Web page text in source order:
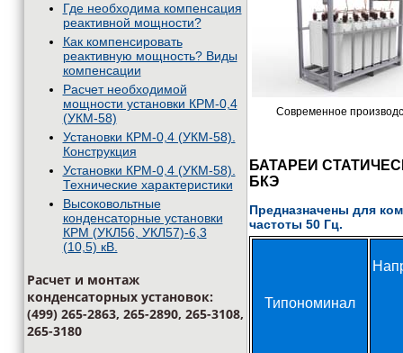
Где необходима компенсация
реактивной мощности?
Как компенсировать
реактивную мощность? Виды
компенсации
Расчет необходимой
мощности установки КРМ-0,4
(УКМ-58)
Установки КРМ-0,4 (УКМ-58).
Конструкция
Установки КРМ-0,4 (УКМ-58).
Технические характеристики
Высоковольтные
конденсаторные установки
КРМ (УКЛ56, УКЛ57)-6,3
(10,5) кВ.
Расчет и монтаж
конденсаторных установок:
(499) 265-2863, 265-2890, 265-3108,
265-3180
Современное
БАТАРЕИ
БКЭ
Предназначены для
частоты 50 Гц.
Типономинал